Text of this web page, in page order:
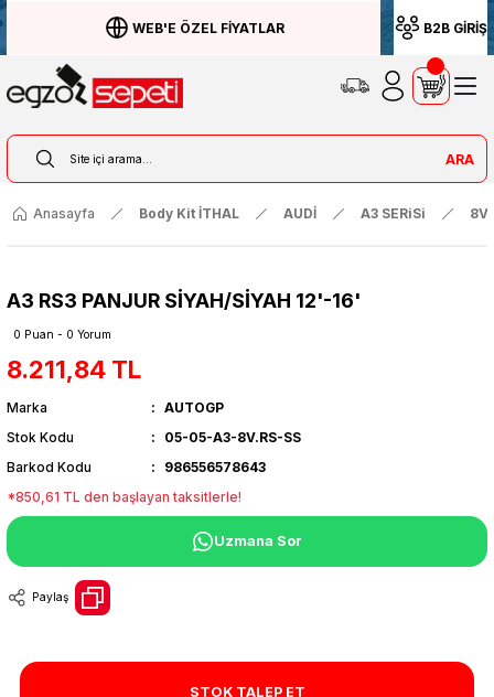
WEB'E ÖZEL FİYATLAR B2B GİRİŞ
ARA
Anasayfa Body Kit İTHAL AUDİ A3 SERiSi 8V
A3 RS3 PANJUR SİYAH/SİYAH 12'-16'
0 Puan - 0 Yorum
8.211,84 TL
Marka
AUTOGP
Stok Kodu
05-05-A3-8V.RS-SS
Barkod Kodu
986556578643
*850,61 TL den başlayan taksitlerle!
Uzmana Sor
Paylaş
STOK TALEP ET